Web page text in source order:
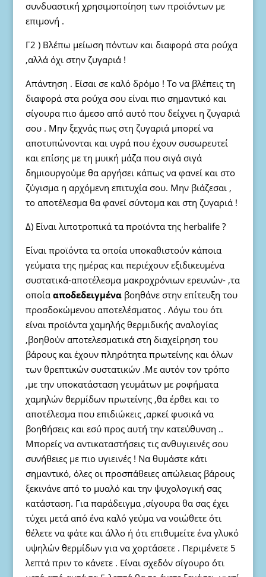
συνδυαστική χρησιμοποίηση των προϊόντων με
επιμονή .
Γ2 ) Βλέπω μείωση πόντων και διαφορά στα ρούχα
,αλλά όχι στην ζυγαριά !
Απάντηση . Είσαι σε καλό δρόμο ! Το να βλέπεις τη
διαφορά στα ρούχα σου είναι πιο σημαντικό και
σίγουρα πιο άμεσο από αυτό που δείχνει η ζυγαριά
σου . Μην ξεχνάς πως στη ζυγαριά μπορεί να
αποτυπώνονται και υγρά που έχουν συσωρευτεί
και επίσης με τη μυική μάζα που σιγά σιγά
δημιουργούμε θα αργήσει κάπως να φανεί και στο
ζύγισμα η αρχόμενη επιτυχία σου. Μην βιάζεσαι ,
το αποτέλεσμα θα φανεί σύντομα και στη ζυγαριά !
Δ) Είναι λιποτροπικά τα προϊόντα της herbalife ?
Είναι προϊόντα τα οποία υποκαθιστούν κάποια
γεύματα της ημέρας και περιέχουν εξιδικευμένα
συστατικά-αποτέλεσμα μακροχρόνιων ερευνών- ,τα
οποία αποδεδειγμέναβοηθάνε στην επίτευξη του
προσδοκώμενου αποτελέσματος . Λόγω του ότι
είναι προϊόντα χαμηλής θερμιδικής αναλογίας
,βοηθούν αποτελεσματικά στη διαχείρηση του
βάρους και έχουν πληρότητα πρωτείνης και όλων
των θρεπτικών συστατικών .Με αυτόν τον τρόπο
,με την υποκατάσταση γευμάτων με ροφήματα
χαμηλών θερμίδων πρωτείνης ,θα έρθει και το
αποτέλεσμα που επιδιώκεις ,αρκεί φυσικά να
βοηθήσεις και εσύ προς αυτή την κατεύθυνση ..
Μπορείς να αντικαταστήσεις τις ανθυγιεινές σου
συνήθειες με πιο υγιεινές ! Nα θυμάστε κάτι
σημαντικό, όλες οι προσπάθειες απώλειας βάρους
ξεκινάνε από το μυαλό και την ψυχολογική σας
κατάσταση. Για παράδειγμα ,σίγουρα θα σας έχει
τύχει μετά από ένα καλό γεύμα να νοιώθετε ότι
θέλετε να φάτε και άλλο ή ότι επιθυμείτε ένα γλυκό
υψηλών θερμίδων για να χορτάσετε . Περιμένετε 5
λεπτά πριν το κάνετε . Είναι σχεδόν σίγουρο ότι